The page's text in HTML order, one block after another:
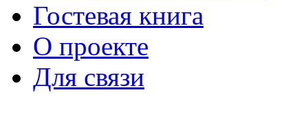
Гостевая книга
О проекте
Для связи